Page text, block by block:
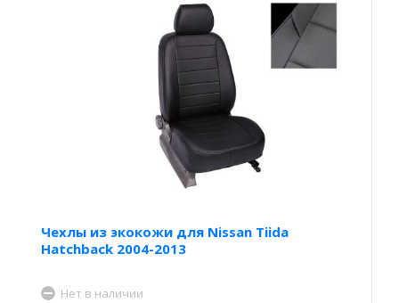
Чехлы из экокожи для Nissan Tiida
Hatchback 2004-2013
Нет в наличии